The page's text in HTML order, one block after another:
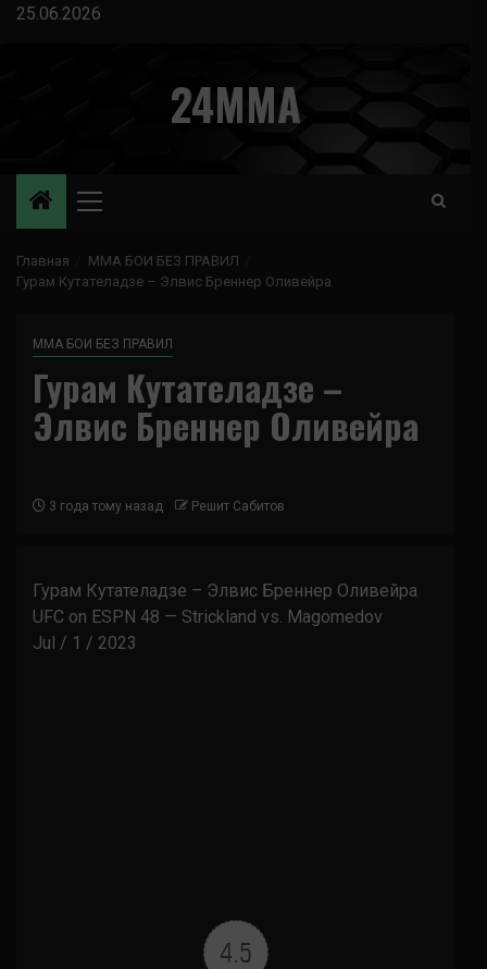
Перейти
25.06.2026
24MMA
Основное
Главная
ММА БОИ БЕЗ ПРАВИЛ
Гурам Кутателадзе – Элвис Бреннер Оливейра
ММА БОИ БЕЗ ПРАВИЛ
Гурам Кутателадзе –
Элвис Бреннер Оливейра
3 года тому назад Решит Сабитов
Гурам Кутателадзе – Элвис Бреннер Оливейра
UFC on ESPN 48 — Strickland vs. Magomedov
Jul / 1 / 2023
4.5